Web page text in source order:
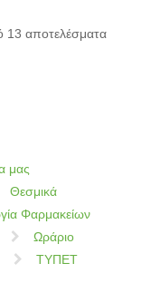
13 αποτελέσματα
μας
Θεσμικά
Φαρμακείων
Ωράριο
ΤΥΠΕΤ